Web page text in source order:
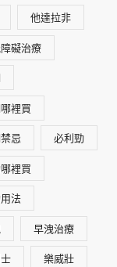
他達拉非
礙治療
裡買
忌 必利勁
裡買
法
早洩治療
樂威壯